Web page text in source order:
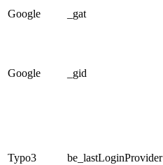
Google _gat
Google _gid
Typo3 be_lastLoginProvider